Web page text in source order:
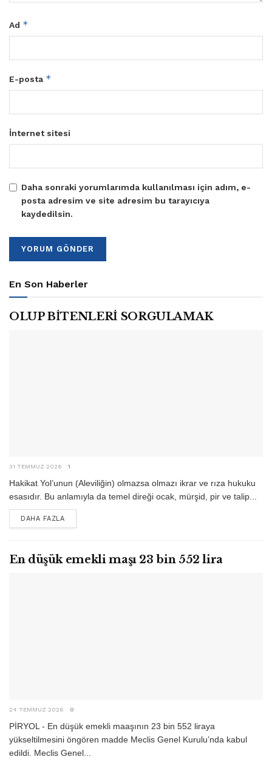
Ad *
E-posta *
İnternet sitesi
Daha sonraki yorumlarımda kullanılması için adım, e-
posta adresim ve site adresim bu tarayıcıya
kaydedilsin.
En Son Haberler
OLUP BİTENLERİ SORGULAMAK
31 TEMMUZ 2026 1
Hakikat Yol’unun (Aleviliğin) olmazsa olmazı ikrar ve rıza hukuku
esasıdır. Bu anlamıyla da temel direği ocak, mürşid, pir ve talip...
DAHA FAZLADETAILS
En düşük emekli maşı 23 bin 552 lira
24 TEMMUZ 2026 0
PİRYOL - En düşük emekli maaşının 23 bin 552 liraya
yükseltilmesini öngören madde Meclis Genel Kurulu’nda kabul
edildi. Meclis Genel...